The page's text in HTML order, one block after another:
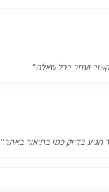
ועוזר בכל שאלה."
הגיע בדיוק כמו בתיאור באתר."